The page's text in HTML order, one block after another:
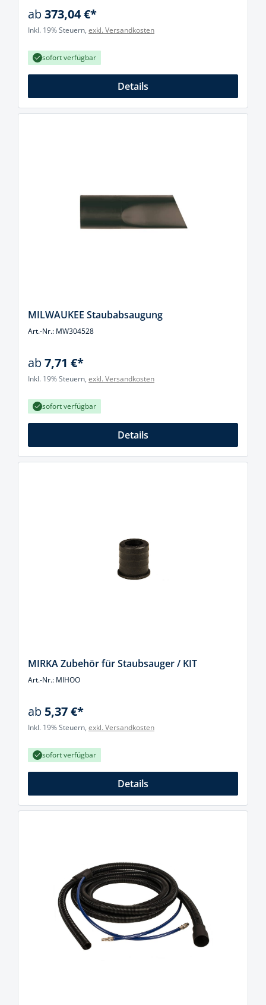
ab373,04 €*
Inkl. 19% Steuern, exkl. Versandkosten
sofort verfügbar
Details
MILWAUKEE Staubabsaugung
Art.-Nr.: MW304528
ab7,71 €*
Inkl. 19% Steuern, exkl. Versandkosten
sofort verfügbar
Details
MIRKA Zubehör für Staubsauger / KIT
Art.-Nr.: MIHOO
ab 5,37 €*
Inkl. 19% Steuern, exkl. Versandkosten
sofort verfügbar
Details